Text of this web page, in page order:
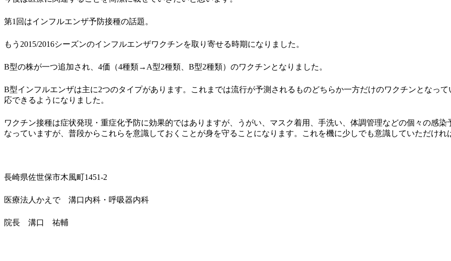
第1回はインフルエンザ予防接種の話題。
もう2015/2016シーズンのインフルエンザワクチンを取り寄せる時期になりました。
B型の株が一つ追加され、4価（4種類→A型2種類、B型2種類）のワクチンとなりました。
B型インフルエンザは主に2つのタイプがあります。これまでは流行が予測されるものどちらか一方だけのワクチンとなっ
応できるようになりました。
ワクチン接種は症状発現・重症化予防に効果的ではありますが、うがい、マスク着用、手洗い、体調管理などの個々の感
なっていますが、普段からこれらを意識しておくことが身を守ることになります。これを機に少しでも意識していただけれ
長崎県佐世保市木風町1451-2
医療法人かえで 溝口内科・呼吸器内科
院長 溝口 祐輔